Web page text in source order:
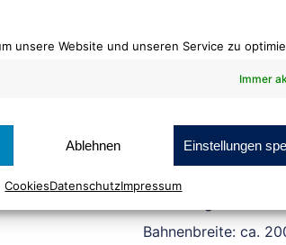
unsere Website und unseren Service zu
Immer
Ablehnen Einstellungen
CookiesDatenschutzImpressum
361 mais
Bahnenbreite: ca.